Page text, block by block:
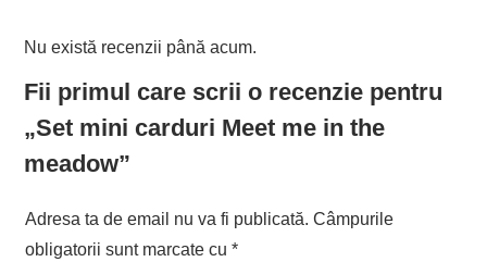
Nu există recenzii până acum.
Fii primul care scrii o recenzie pentru
„Set mini carduri Meet me in the
meadow”
Adresa ta de email nu va fi publicată. Câmpurile
obligatorii sunt marcate cu *